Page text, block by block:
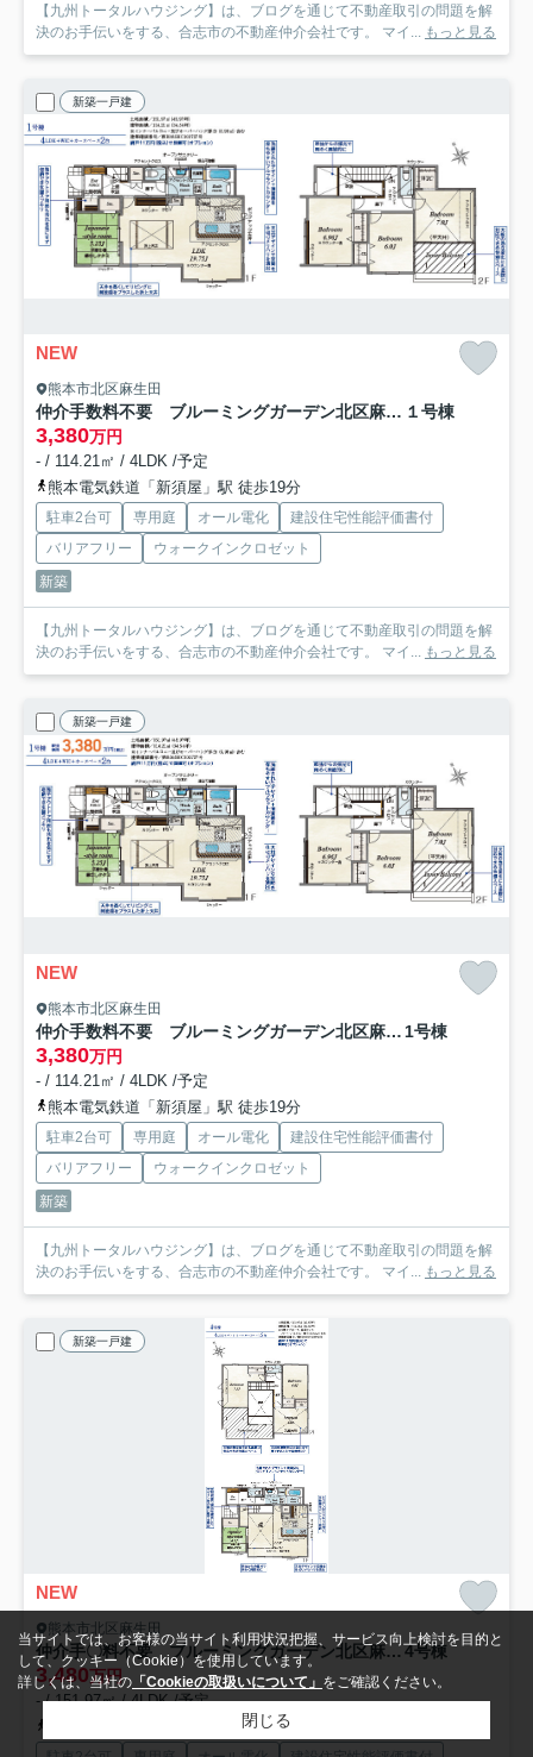
【九州トータルハウジング】は、ブログを通じて不動産取引の問題を解
決のお手伝いをする、合志市の不動産仲介会社です。 マイ...
もっと見る
新築一戸建
NEW
熊本市北区麻生田
仲介手数料不要 ブルーミングガーデン北区麻生田３丁目【麻生田小・清水中】 １号棟
3,380万円
- / 114.21㎡ / 4LDK /予定
熊本電気鉄道「新須屋」駅 徒歩19分
駐車2台可 専用庭 オール電化
建設住宅性能評価書付
バリアフリー
ウォークインクロゼット
新築
【九州トータルハウジング】は、ブログを通じて不動産取引の問題を解
決のお手伝いをする、合志市の不動産仲介会社です。 マイ...
もっと見る
新築一戸建
NEW
熊本市北区麻生田
仲介手数料不要 ブルーミングガーデン北区麻生田３丁目【麻生田小・清水中】 1号棟
3,380万円
- / 114.21㎡ / 4LDK /予定
熊本電気鉄道「新須屋」駅 徒歩19分
駐車2台可 専用庭 オール電化
建設住宅性能評価書付
バリアフリー
ウォークインクロゼット
新築
【九州トータルハウジング】は、ブログを通じて不動産取引の問題を解
決のお手伝いをする、合志市の不動産仲介会社です。 マイ... もっと見る
新築一戸建
NEW
熊本市北区麻生田
仲介手〇料不要 ブルーミングガーデン北区麻生田３丁目【麻生田小・清水中】 4号棟
3,480万円
- / 151.97㎡ / 4LDK /予定
熊本電気鉄道「新須屋」駅 徒歩19分
当サイトでは、お客様の当サイト利用状況把握、サービス向上検討を目的と
して、クッキー（Cookie）を使用しています。
詳しくは、当社の 「Cookieの取扱いについて」 をご確認ください。
閉じる